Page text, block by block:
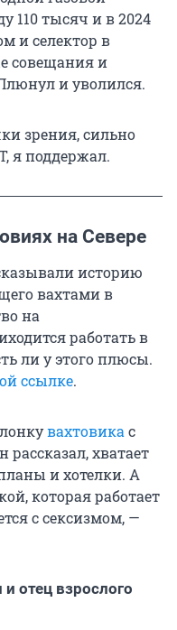
110 тысяч и в 2024
и селектор в
совещания и
и уволился.
зрения, сильно
я поддержал.
на Севере
историю
вахтами в
на
работать в
ли у этого плюсы.
ссылке.
вахтовикас
хватает
и хотелки. А
которая работает
с сексизмом, —
отец взрослого